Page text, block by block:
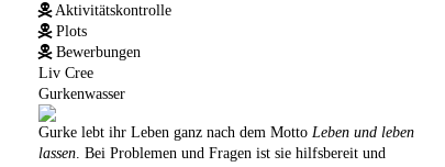
Aktivitätskontrolle
Plots
Bewerbungen
Liv Cree
Gurkenwasser
Gurke lebt ihr Leben ganz nach dem Motto Leben und leben
lassen. Bei Problemen und Fragen ist sie hilfsbereit und